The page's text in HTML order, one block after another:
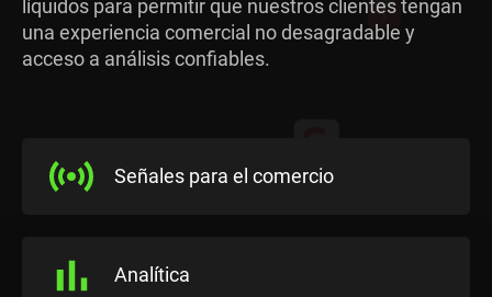
líquidos para permitir que nuestros clientes tengan
una experiencia comercial no desagradable y
acceso a análisis confiables.
Señales para el comercio
Analítica